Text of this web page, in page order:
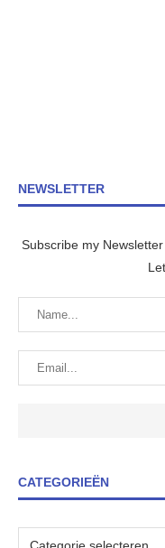
NEWSLETTER
Subscribe my
CATEGORIEËN